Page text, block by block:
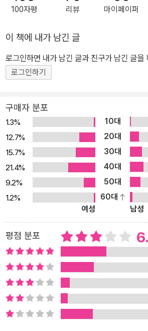
한 지반을” 놓아주기 위해 애썼다. 그는 자기
의 증오나 잔혹함의 결과가 아니라, 체제와 명
응한 결과였다. 생각의 무능, 말하기의 무능, 판단하기의 무능 아렌트
는 아이히만을 이데올로기의 광신자나 정신
위한 상투적 단어로 가득했다. 타인의 고통 앞
감각했다. 그는 독일 제3제국, 즉 히틀러의 명
으로 따랐다. 그가 행한 유대인 학살은 ‘국가
관과 기자들을 지긋지긋하게 만든 이런 도덕
그가 “필요하다면 아버지마저도 죽음으로” 보낼
시 존재하던 나치 법률 체계하에서는 아무런
기소당한 내용은 범죄가 아니라 ‘국가적 공식
해서는 어떤 다른 나라도 재판권을 행사할 수
들을 했을 뿐…” (74쪽) 이 재판을 본 한나 아렌트는 “사유의 무능,
말하기의 무능, 판단하기의 무능을 가진 사람
주어진 상황에 따른다면 결과는 끔찍한 재앙
성’이라는 개념을 제시했다. 아렌트는 평범
다고 말한다. 전쟁이 끝난 후 아이히만은 한
것이 이제 범죄로 불리게 되었다는 사실을 알
100자평 리뷰 마이페이퍼
이 책에 내가 남긴 글
로그인하면 내가 남긴 글과 친구가 남긴 글을
로그인하기
구매자 분포
1.3% 10대
12.7%
20대
15.7%
30대
21.4%
40대
9.2%
50대
1.2%
60대
여성
남성
평점 분포